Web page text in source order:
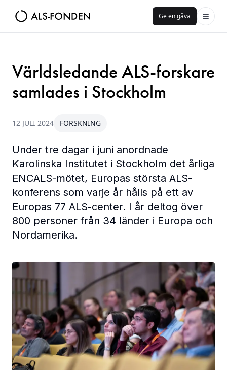
Ge en gåva
Världsledande ALS-forskare
samlades i Stockholm
12 JULI 2024 FORSKNING
Under tre dagar i juni anordnade
Karolinska Institutet i Stockholm det årliga
ENCALS-mötet, Europas största ALS-
konferens som varje år hålls på ett av
Europas 77 ALS-center. I år deltog över
800 personer från 34 länder i Europa och
Nordamerika.